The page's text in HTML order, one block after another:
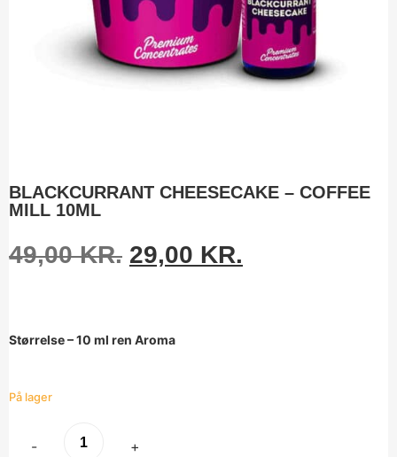
BLACKCURRANT CHEESECAKE – COFFEE
MILL 10ML
49,00KR. 29,00 KR.
Størrelse – 10 ml ren Aroma
På lager
- +